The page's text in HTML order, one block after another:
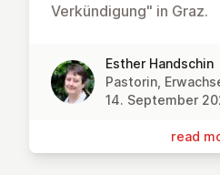
Verkündigung" in Graz.
Esther Handschin
Pastorin,
14. September
read